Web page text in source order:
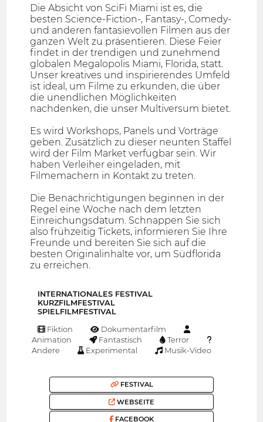
Die Absicht von SciFi Miami ist es, die
besten Science-Fiction-, Fantasy-, Comedy-
und anderen fantasievollen Filmen aus der
ganzen Welt zu präsentieren. Diese Feier
findet in der trendigen und zunehmend
globalen Megalopolis Miami, Florida, statt.
Unser kreatives und inspirierendes Umfeld
ist ideal, um Filme zu erkunden, die über
die unendlichen Möglichkeiten
nachdenken, die unser Multiversum bietet.
Es wird Workshops, Panels und Vorträge
geben. Zusätzlich zu dieser neunten Staffel
wird der Film Market verfügbar sein. Wir
haben Verleiher eingeladen, mit
Filmemachern in Kontakt zu treten.
Die Benachrichtigungen beginnen in der
Regel eine Woche nach dem letzten
Einreichungsdatum. Schnappen Sie sich
also frühzeitig Tickets, informieren Sie Ihre
Freunde und bereiten Sie sich auf die
besten Originalinhalte vor, um Südflorida
zu erreichen.
INTERNATIONALES FESTIVAL
KURZFILMFESTIVAL
SPIELFILMFESTIVAL
Fiktion
Dokumentarfilm
Animation
Fantastisch
Terror
Andere
Experimental Musik-Video
FESTIVAL
WEBSEITE
FACEBOOK